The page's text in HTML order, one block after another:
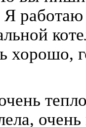
Я
хорошо,